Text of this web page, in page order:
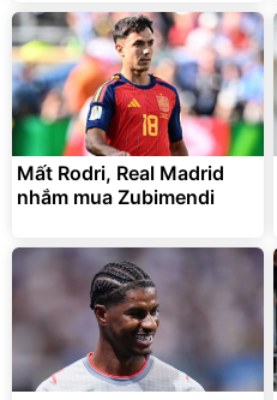
Mất Rodri, Real Madrid
nhắm mua Zubimendi